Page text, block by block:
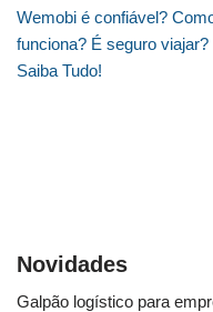
Wemobi é confiável?
funciona? É seguro viajar?
Saiba Tudo!
Novidades
Galpão logístico para